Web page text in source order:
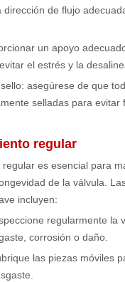
dirección de flujo
un apoyo
el estrés y la
asegúrese de que
selladas para evitar
regular
regular es esencial para
de la válvula.
incluyen:
regularmente la
corrosión o daño.
las piezas móviles